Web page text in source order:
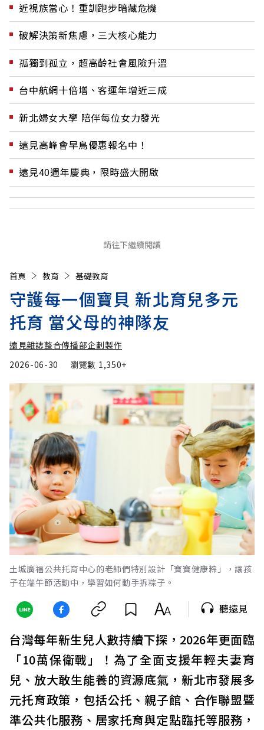
近視族當心！重訓跑步暗藏危機
破解決策新焦慮，三大核心能力
孤獨到孤立，超高齡社會風險升溫
台中航網十倍增、客運年增近三成
新北婦女大學 陪伴每位女力發光
遠見高峰會早鳥優惠報名中！
遠見40週年慶典，限時盛大開啟
請往下繼續閱讀
首頁 教育 基礎教育
守護每一個寶貝 新北育兒多元
托育 當父母的神隊友
遠見雜誌整合傳播部企劃製作
2026-06-30
瀏覽數 1,350+
土城廣福公共托育中心的老師們特別設計「寶寶健康粽」，讓孩
子在端午節活動中，學習如何動手拆粽子。
聽遠見
台灣每年新生兒人數持續下探，2026年更面臨
「10萬保衛戰」！為了全面支援年輕夫妻育
兒、放大敢生能養的資源底氣，新北市發展多
元托育政策，包括公托、親子館、合作聯盟暨
準公共化服務、居家托育與定點臨托等服務，